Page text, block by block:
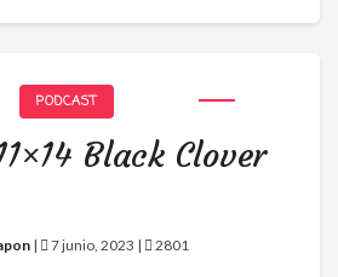
PODCAST
Black Clover
| 7 junio, 2023 | 2801